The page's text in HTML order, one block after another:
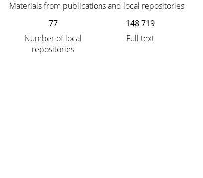
Materials from publications and local repositories
77
Number of local
repositories
148 719
Full text